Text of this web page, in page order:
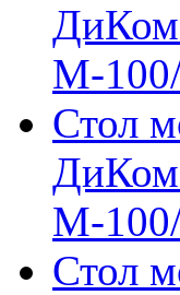
М-
Стол
М-
Стол